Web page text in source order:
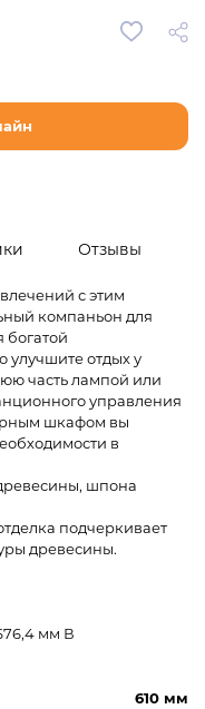
Отзывы
с этим
компаньон для
богатой
улучшите отдых у
часть лампой или
управления
шкафом вы
в
шпона
подчеркивает
древесины.
мм В
610 мм